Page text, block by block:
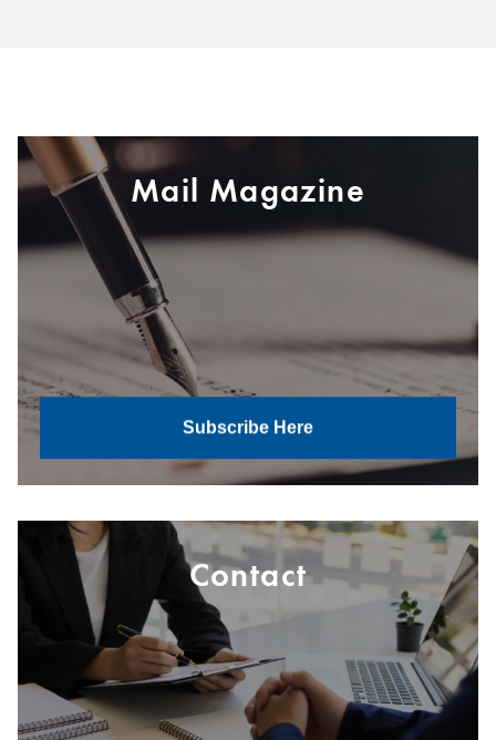
Mail Magazine
Subscribe Here
Contact